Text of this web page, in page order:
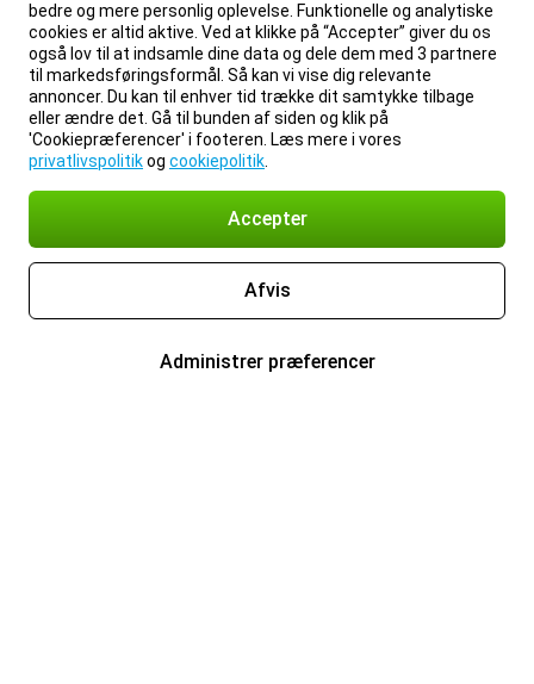
bedre og mere personlig oplevelse. Funktionelle og analytiske
cookies er altid aktive. Ved at klikke på “Accepter” giver du os
også lov til at indsamle dine data og dele dem med 3 partnere
til markedsføringsformål. Så kan vi vise dig relevante
annoncer. Du kan til enhver tid trække dit samtykke tilbage
eller ændre det. Gå til bunden af siden og klik på
'Cookiepræferencer' i footeren. Læs mere i vores
privatlivspolitikog cookiepolitik
Accepter
Afvis
Administrer præferencer